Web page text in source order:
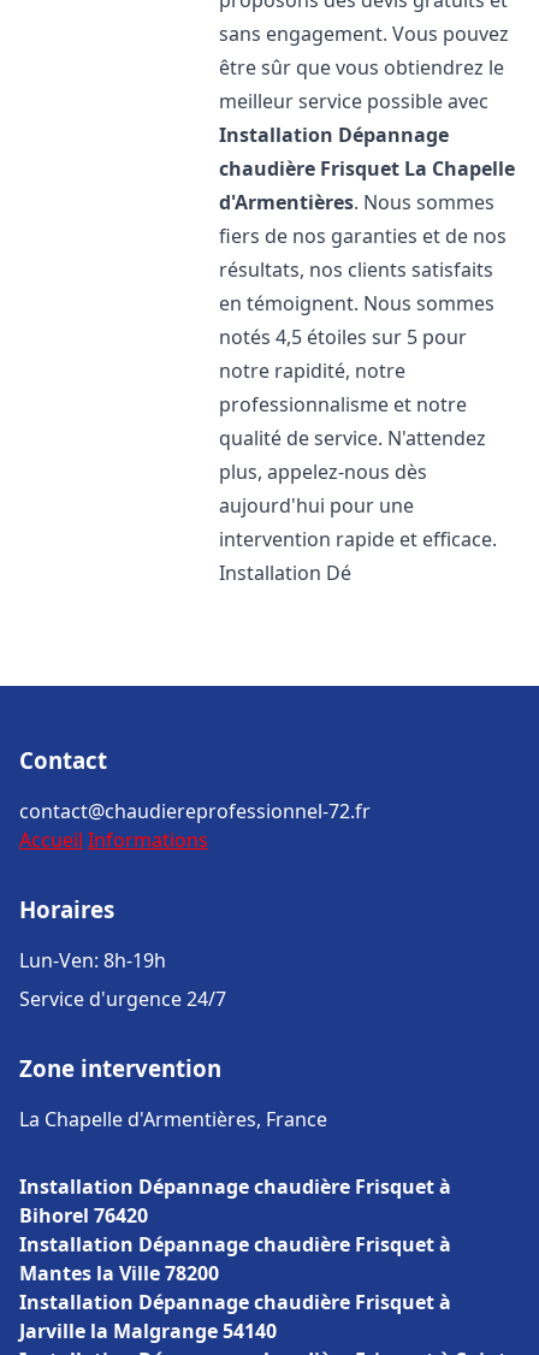
sans engagement. Vous pouvez
être sûr que vous obtiendrez le
meilleur service possible avec
Installation Dépannage
chaudière Frisquet La Chapelle
d'Armentières. Nous sommes
fiers de nos garanties et de nos
résultats, nos clients satisfaits
en témoignent. Nous sommes
notés 4,5 étoiles sur 5 pour
notre rapidité, notre
professionnalisme et notre
qualité de service. N'attendez
plus, appelez-nous dès
aujourd'hui pour une
intervention rapide et efficace.
Installation Dé
Contact
contact@chaudiereprofessionnel-72.fr
Accueil Informations
Horaires
Lun-Ven: 8h-19h
Service d'urgence 24/7
Zone intervention
La Chapelle d'Armentières, France
Installation Dépannage chaudière Frisquet à
Bihorel 76420
Installation Dépannage chaudière Frisquet à
Mantes la Ville 78200
Installation Dépannage chaudière Frisquet à
Jarville la Malgrange 54140